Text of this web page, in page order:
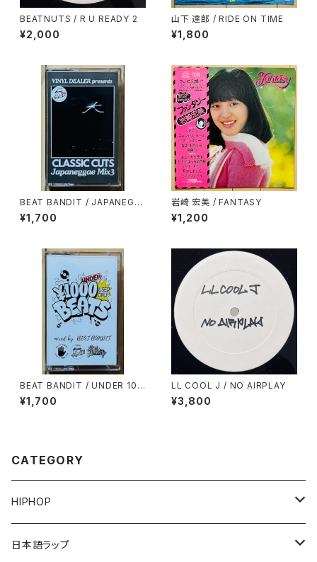
BEATNUTS / R U READY 2
¥2,000
山下 達郎 / RIDE ON TIME
¥1,800
BEAT BANDIT / JAPANEGG
AE MIX 3(CLASSIC CUTS)
¥1,700
岩崎 宏美 / FANTASY
¥1,200
BEAT BANDIT / UNDER 100
0YEN BEATS(60 MINUTES
OF CHEAPNESS)
¥1,700
LL COOL J / NO AIRPLAY
¥3,800
CATEGORY
HIPHOP
12"/7"
日本語ラップ